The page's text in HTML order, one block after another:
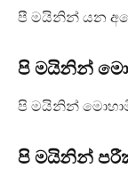
පී මයිනින් යන
පි මයිනින්
පි මයිනින්
පි මයිනින්